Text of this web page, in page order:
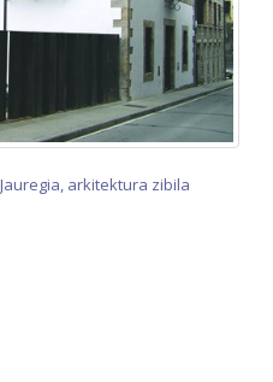
Jauregia, arkitektura zibila